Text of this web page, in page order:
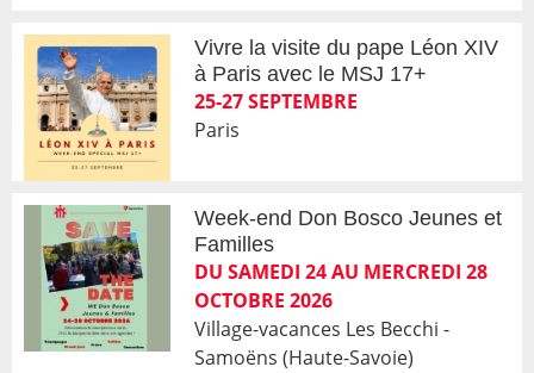
Vivre la visite du pape Léon XIV
à Paris avec le MSJ 17+
25-27 SEPTEMBRE
Paris
Week-end Don Bosco Jeunes et
Familles
DU SAMEDI 24 AU MERCREDI 28
OCTOBRE 2026
Village-vacances Les Becchi -
Samoëns (Haute-Savoie)